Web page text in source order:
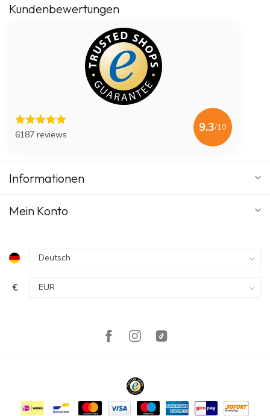
Kundenbewertungen
6187 reviews
9.3/10
Informationen
Mein Konto
€